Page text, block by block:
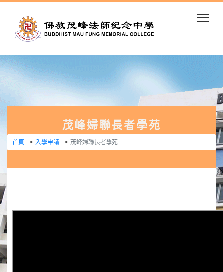
茂峰婦聯長者學苑
首頁 入學申請 茂峰婦聯長者學苑